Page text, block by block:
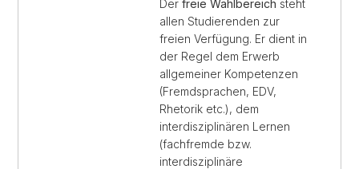
Der freie Wahlbereich steht
allen Studierenden zur
freien Verfügung. Er dient in
der Regel dem Erwerb
allgemeiner Kompetenzen
(Fremd­sprachen, EDV,
Rhetorik etc.), dem
interdisziplinären Lernen
(fachfremde bzw.
interdisziplinäre